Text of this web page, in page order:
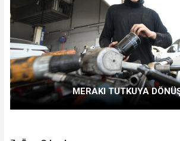
MERAKI TUTKUYA